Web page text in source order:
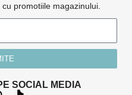
promotiile magazinului.
SOCIAL MEDIA